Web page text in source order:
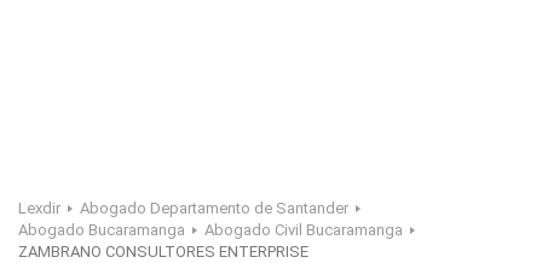
Lexdir
Abogado Departamento de Santander
Abogado Bucaramanga
Abogado Civil Bucaramanga
ZAMBRANO CONSULTORES ENTERPRISE